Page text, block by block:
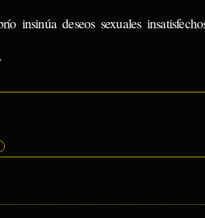
insinúa deseos sexuales